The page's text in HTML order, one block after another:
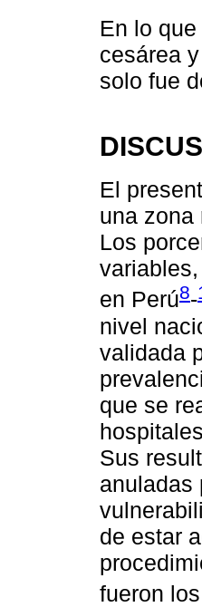
En lo
cesárea
solo fue
El
una zona
Los
en Perú8-
nivel
validada
que se
Sus
anuladas
de estar
fueron